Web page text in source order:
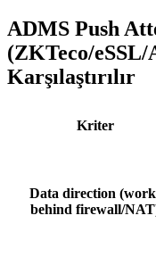
ADMS Push
(ZKTeco/eSSL/
Karşılaştırılır
Kriter
Data direction
behind firewall/